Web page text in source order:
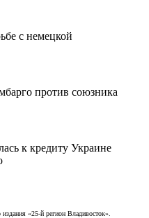
с немецкой
против союзника
к кредиту Украине
«25-й регион Владивосток».